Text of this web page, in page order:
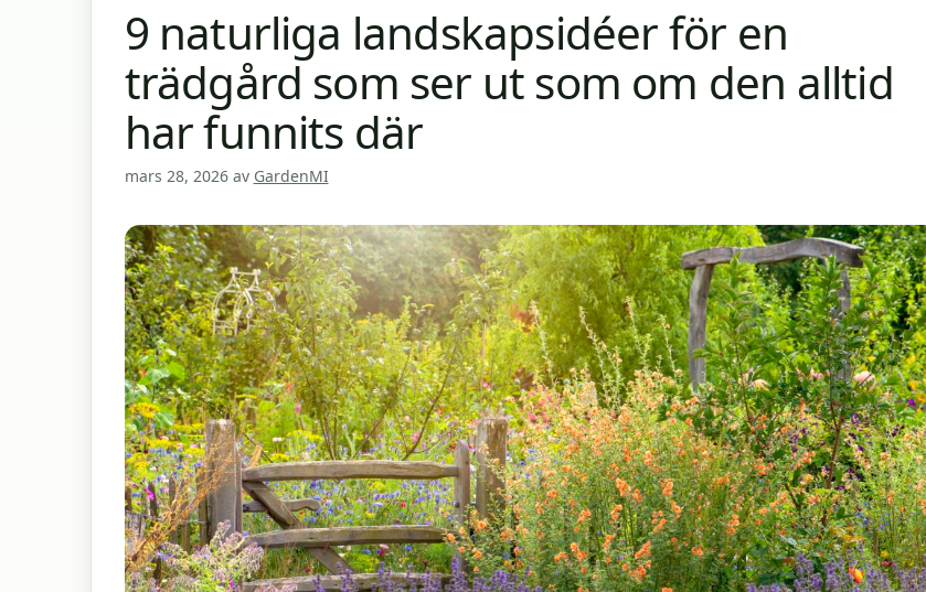
9 naturliga landskapsidéer för en
trädgård som ser ut som om den alltid
har funnits där
mars 28, 2026 av GardenMI